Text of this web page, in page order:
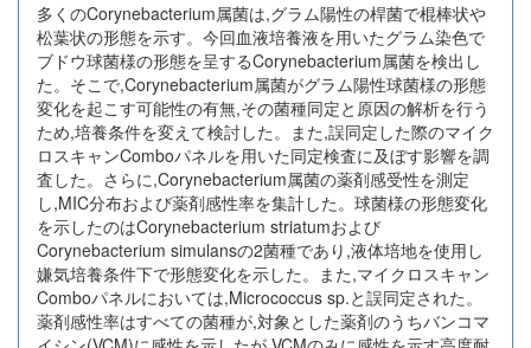
多くのCorynebacterium属菌は,グラム陽性の桿菌で棍棒状や
松葉状の形態を示す。今回血液培養液を用いたグラム染色で
ブドウ球菌様の形態を呈するCorynebacterium属菌を検出し
た。そこで,Corynebacterium属菌がグラム陽性球菌様の形態
変化を起こす可能性の有無,その菌種同定と原因の解析を行う
ため,培養条件を変えて検討した。また,誤同定した際のマイク
ロスキャンComboパネルを用いた同定検査に及ぼす影響を調
査した。さらに,Corynebacterium属菌の薬剤感受性を測定
し,MIC分布および薬剤感性率を集計した。球菌様の形態変化
を示したのはCorynebacterium striatumおよび
Corynebacterium simulansの2菌種であり,液体培地を使用し
嫌気培養条件下で形態変化を示した。また,マイクロスキャン
Comboパネルにおいては,Micrococcus sp.と誤同定された。
薬剤感性率はすべての菌種が,対象とした薬剤のうちバンコマ